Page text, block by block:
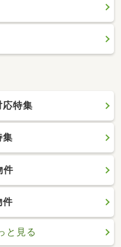
応特集
集
件
件
と見る